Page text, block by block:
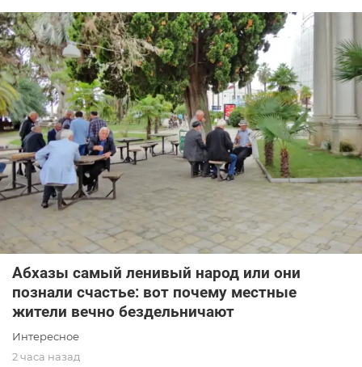
Абхазы самый ленивый народ или они
познали счастье: вот почему местные
жители вечно бездельничают
Интересное
2 часа назад